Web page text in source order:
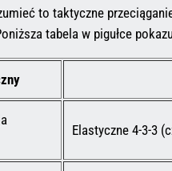
to taktyczne
tabela w pigułce
Elastyczne 4-3-3